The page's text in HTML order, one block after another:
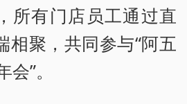
所有门店员工通过直
相聚，共同参与“阿五
”。